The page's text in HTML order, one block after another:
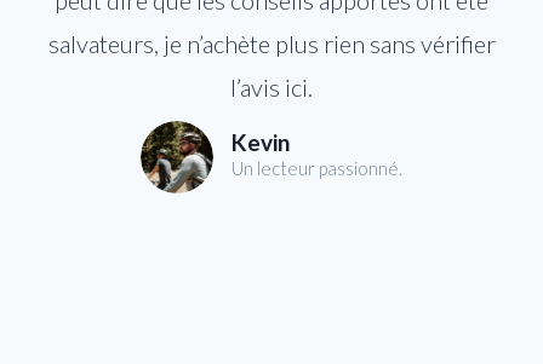
salvateurs, je n’achète plus rien sans vérifier
l’avis ici.
Kevin
Un lecteur passionné.